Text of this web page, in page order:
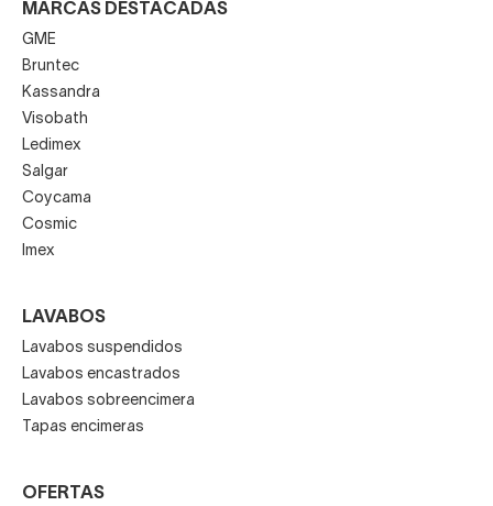
MARCAS DESTACADAS
GME
Bruntec
Kassandra
Visobath
Ledimex
Salgar
Coycama
Cosmic
Imex
LAVABOS
Lavabos suspendidos
Lavabos encastrados
Lavabos sobreencimera
Tapas encimeras
OFERTAS